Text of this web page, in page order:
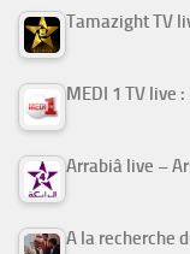
Tamazight TV
MEDI 1 TV live
Arrabiâ live –